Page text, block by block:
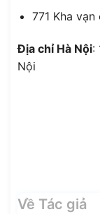
771 Kha
Địa chỉ Hà Nội:
Nội
Về Tác giả